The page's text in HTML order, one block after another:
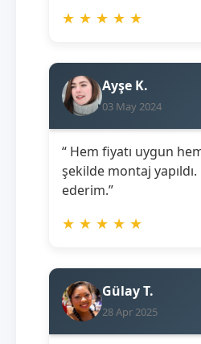
★ ★ ★ ★ ★
Ayşe K.
03 May 2024
“ Hem fiyatı uygun
şekilde montaj
ederim.”
★ ★ ★ ★ ★
Gülay T.
28 Apr 2025